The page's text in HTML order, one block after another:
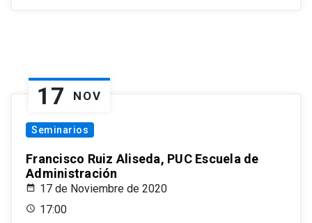
17 NOV
Seminarios
Francisco Ruiz Aliseda, PUC Escuela de
Administración
17 de Noviembre de 2020
17:00